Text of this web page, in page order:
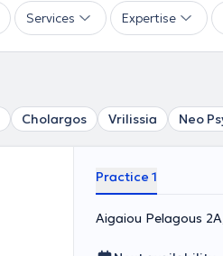
Services Expertise
Cholargos Vrilissia Neo
Practice 1
Aigaiou Pelagous